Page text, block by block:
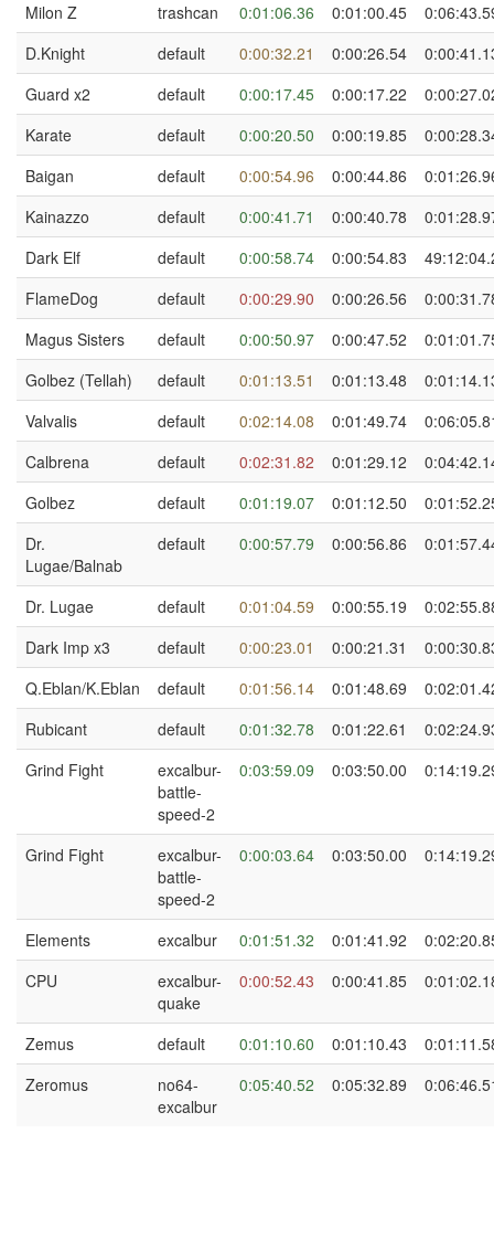
Milon Z
trashcan 0:01:06.36 0:01:00.45
D.Knight
default 0:00:32.21 0:00:26.54
Guard x2
default 0:00:17.45 0:00:17.22
Karate
default 0:00:20.50 0:00:19.85
Baigan
default 0:00:54.96 0:00:44.86
Kainazzo
default 0:00:41.71 0:00:40.78
Dark Elf
default 0:00:58.74 0:00:54.83
FlameDog
default 0:00:29.90 0:00:26.56
Magus Sisters
default 0:00:50.97 0:00:47.52
Golbez (Tellah)
default 0:01:13.51 0:01:13.48
Valvalis
default 0:02:14.08 0:01:49.74
Calbrena
default 0:02:31.82 0:01:29.12
Golbez
default 0:01:19.07 0:01:12.50
Dr.
Lugae/Balnab
default 0:00:57.79 0:00:56.86
Dr. Lugae default 0:01:04.59 0:00:55.19
Dark Imp x3
default 0:00:23.01 0:00:21.31
Q.Eblan/K.Eblan
default 0:01:56.14 0:01:48.69
Rubicant
default 0:01:32.78 0:01:22.61
Grind Fight
excalbur-
battle-
speed-2
0:03:59.09 0:03:50.00
Grind Fight
excalbur-
battle-
speed-2
0:00:03.64 0:03:50.00
Elements excalbur 0:01:51.32 0:01:41.92
CPU
excalbur-
quake
0:00:52.43 0:00:41.85
Zemus default 0:01:10.60 0:01:10.43
Zeromus
no64-
excalbur
0:05:40.52 0:05:32.89